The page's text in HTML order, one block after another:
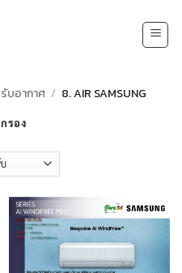
บอากาศ / 8. AIR SAMSUNG
รอง